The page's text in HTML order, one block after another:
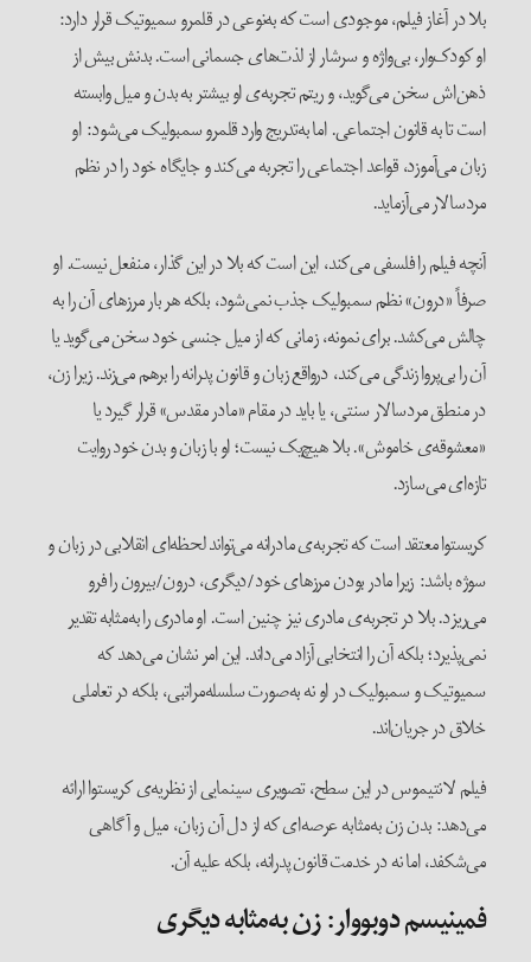
بلا در آغاز فیلم، موجودی است که به‌نوعی در قلمرو سمیوتیک قرار دارد:
او کودک‌وار، بی‌واژه و سرشار از لذت‌های جسمانی است. بدنش بیش از
ذهن‌اش سخن می‌گوید، و ریتم تجربه‌ی او بیشتر به بدن و میل وابسته
است تا به قانون اجتماعی. اما به‌تدریج وارد قلمرو سمبولیک می‌شود: او
زبان می‌آموزد، قواعد اجتماعی را تجربه می‌کند و جایگاه خود را در نظم
مردسالار می‌آزماید.
آنچه فیلم را فلسفی می‌کند، این است که بلا در این گذار، منفعل نیست. او
صرفاً «درون» نظم سمبولیک جذب نمی‌شود، بلکه هر بار مرزهای آن را به
چالش می‌کشد. برای نمونه، زمانی که از میل جنسی خود سخن می‌گوید یا
آن را بی‌پروا زندگی می‌کند، درواقع زبان و قانون پدرانه را برهم می‌زند. زیرا زن،
در منطق مردسالار سنتی، یا باید در مقام «مادر مقدس» قرار گیرد یا
«معشوقه‌ی خاموش». بلا هیچ‌یک نیست؛ او با زبان و بدن خود روایت
تازه‌ای می‌سازد.
کریستوا معتقد است که تجربه‌ی مادرانه می‌تواند لحظه‌ای انقلابی در زبان و
سوژه باشد: زیرا مادر بودن مرزهای خود/دیگری، درون/بیرون را فرو
می‌ریزد. بلا در تجربه‌ی مادری نیز چنین است. او مادری را به‌مثابه تقدیر
نمی‌پذیرد؛ بلکه آن را انتخابی آزاد می‌داند. این امر نشان می‌دهد که
سمیوتیک و سمبولیک در او نه به‌صورت سلسله‌مراتبی، بلکه در تعاملی
خلاق در جریان‌اند.
فیلم لانتیموس در این سطح، تصویری سینمایی از نظریه‌ی کریستوا ارائه
می‌دهد: بدن زن به‌مثابه عرصه‌ای که از دل آن زبان، میل و آگاهی
می‌شکفد، اما نه در خدمت قانون پدرانه، بلکه علیه آن.
فمینیسم دوبووار: زن به‌مثابه دیگری